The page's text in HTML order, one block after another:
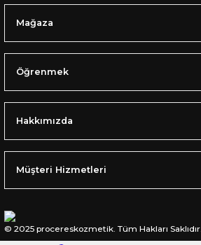
Mağaza
Öğrenmek
Hakkımızda
Müşteri Hizmetleri
© 2025 procereskozmetik. Tüm Hakları Saklıdır.